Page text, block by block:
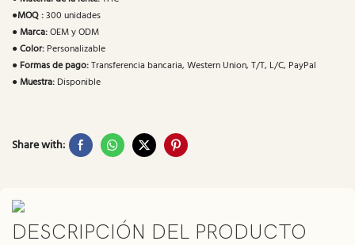
●MOQ :300 unidades
●Marca:OEM y ODM
●Color: Personalizable
● Formas de pago:Transferencia bancaria, Western Union, T/T, L/C, PayPal
●Muestra: Disponible
Share with:
DESCRIPCIÓN DEL PRODUCTO